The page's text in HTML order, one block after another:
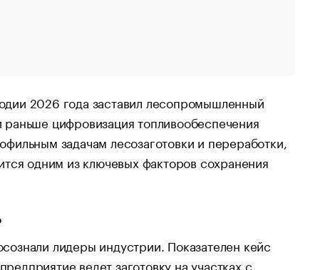
2026 года заставил лесопромышленный
цифровизация топливообеспечения
задачам лесозаготовки и переработки,
одним из ключевых факторов сохранения
лидеры индустрии. Показателен кейс
ведет заготовку на участках с